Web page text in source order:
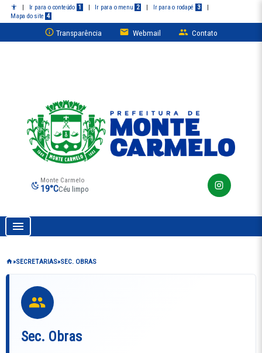
| Ir para o conteúdo 1 | Ir para o menu 2 | Ir para o rodapé 3
|
Mapa do site 4
Transparência Webmail Contato
Monte Carmelo
19°CCéu limpo
SECRETARIAS SEC. OBRAS
Sec. Obras